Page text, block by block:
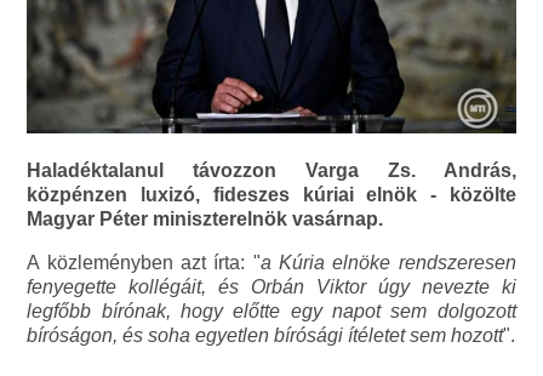
Haladéktalanul távozzon Varga Zs. András,
közpénzen luxizó, fideszes kúriai elnök - közölte
Magyar Péter miniszterelnök vasárnap.
A közleményben azt írta: "a Kúria elnöke rendszeresen
fenyegette kollégáit, és Orbán Viktor úgy nevezte ki
legfőbb bírónak, hogy előtte egy napot sem dolgozott
bíróságon, és soha egyetlen bírósági ítéletet sem hozott".